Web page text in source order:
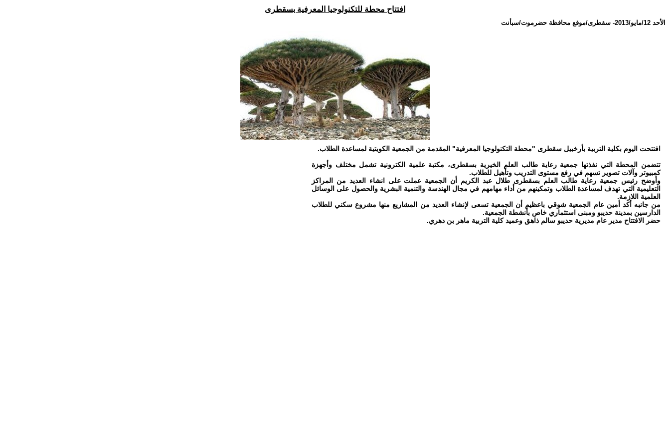
افتتاح محطة للتكنولوجيا المعرفية بسقطرى
الأحد 12/مايو/2013 - سقطرى/موقع محافظة حضرموت/سبأنت
افتتحت اليوم بكلية التربية بأرخبيل سقطرى "محطة التكنولوجيا المعرفية" المقدمة من الجمعية الكويتية لمساعدة الطلاب.
تتضمن المحطة التي نفذتها جمعية رعاية طالب العلم الخيرية بسقطرى، مكتبة علمية الكترونية تشمل مختلف وأجهزة
كمبيوتر وآلات تصوير تسهم في رفع مستوى التدريب وتأهيل للطلاب.
وأوضح رئيس جمعية رعاية طالب العلم بسقطرى طلال عبد الكريم أن الجمعية عملت على انشاء العديد من المراكز
التعليمية التي تهدف لمساعدة الطلاب وتمكينهم من أداء مهامهم في مجال الهندسة والتنمية البشرية والحصول على الوسائل
العلمية اللازمة.
من جانبه أكد أمين عام الجمعية شوقي باعظيم أن الجمعية تسعى لإنشاء العديد من المشاريع منها مشروع سكني للطلاب
الدارسين بمدينة حديبو ومبنى استثماري خاص بأنشطة الجمعية.
حضر الافتتاح مدير عام مديرية حديبو سالم ذاهق وعميد كلية التربية ماهر بن دهري.